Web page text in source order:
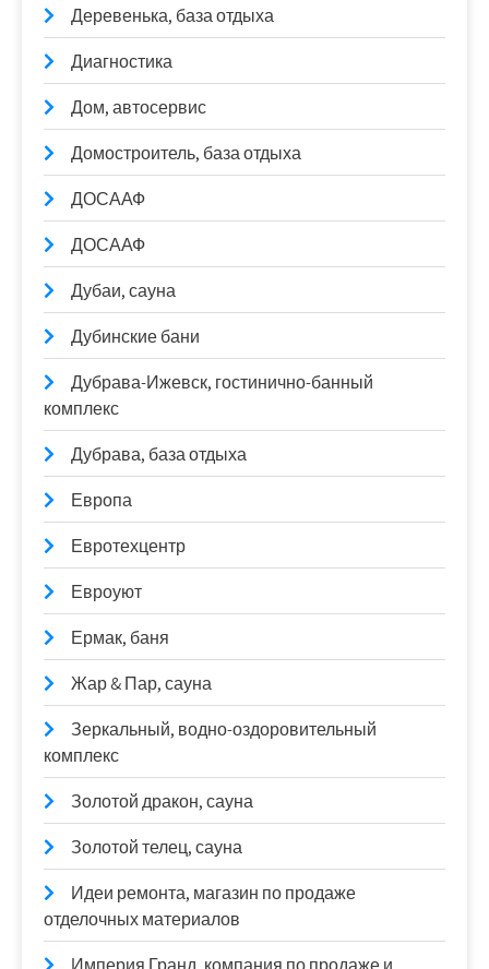
Деревенька, база отдыха
Диагностика
Дом, автосервис
Домостроитель, база отдыха
ДОСААФ
ДОСААФ
Дубаи, сауна
Дубинские бани
Дубрава-Ижевск, гостинично-банный
комплекс
Дубрава, база отдыха
Европа
Евротехцентр
Евроуют
Ермак, баня
Жар & Пар, сауна
Зеркальный, водно-оздоровительный
комплекс
Золотой дракон, сауна
Золотой телец, сауна
Идеи ремонта, магазин по продаже
отделочных материалов